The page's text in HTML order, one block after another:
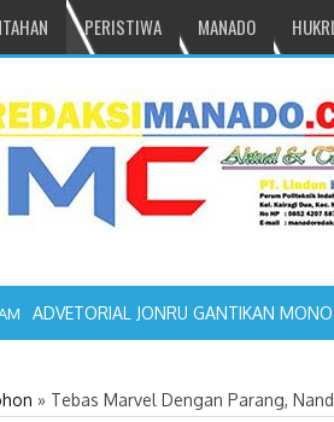
PERISTIWA MANADO
ADVETORIAL JONRU GANTIKAN
» Tebas Marvel Dengan Parang,